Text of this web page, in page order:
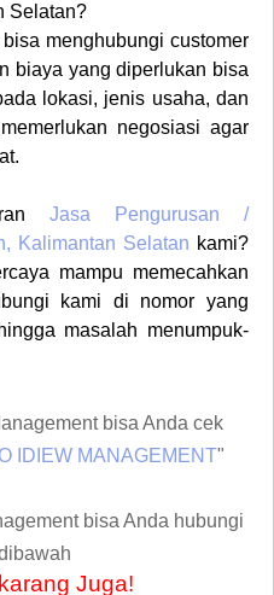
Selatan?
menghubungi customer
biaya yang diperlukan bisa
lokasi, jenis usaha, dan
negosiasi agar
Jasa Pengurusan /
Kalimantan Selatan kami?
mampu memecahkan
kami di nomor yang
masalah menumpuk-
bisa Anda cek
IDIEW MANAGEMENT"
bisa Anda hubungi
Juga!